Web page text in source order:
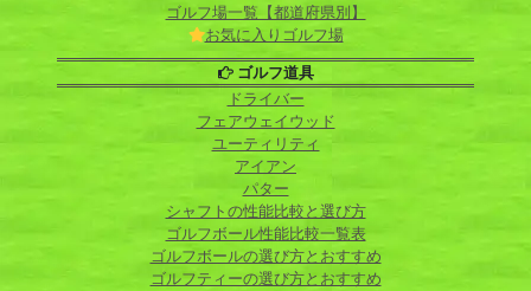
ゴルフ場一覧【都道府県別】
お気に入りゴルフ場
ゴルフ道具
ドライバー
フェアウェイウッド
ユーティリティ
アイアン
パター
シャフトの性能比較と選び方
ゴルフボール性能比較一覧表
ゴルフボールの選び方とおすすめ
ゴルフティーの選び方とおすすめ